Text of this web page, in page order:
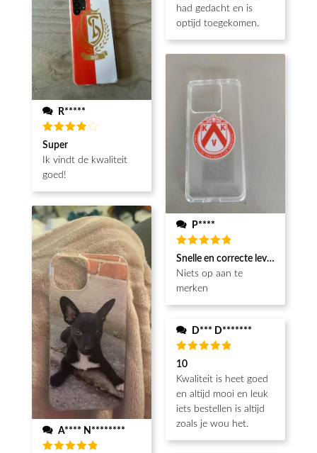
R*****
Beoordeeld
4 van de
5
Super
Ik vindt de kwaliteit
goed!
A**** N********
had gedacht en is
optijd toegekomen.
P****
Beoordeeld
5 van de 5
Snelle en correcte levering
Niets op aan te
merken
D*** D*******
Beoordeeld
5van de 5
10
Kwaliteit is heet goed
en altijd mooi en leuk
iets bestellen is altijd
zoals je wou het.